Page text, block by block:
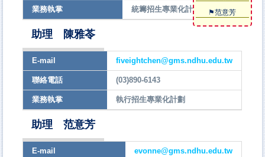
⚑范意芳
業務執掌 統籌招生專業化計劃
助理 陳雅苓
E-mail fiveightchen@gms.ndhu.edu.tw
聯絡電話 (03)890-6143
業務執掌 執行招生專業化計劃
助理 范意芳
E-mail evonne@gms.ndhu.edu.tw